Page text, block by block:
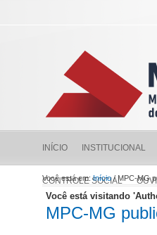
INÍCIO INSTITUCIONAL
CONTROLE SOCIAL
Você está em:Início/ MPC-MG
Você está visitando
MPC-MG